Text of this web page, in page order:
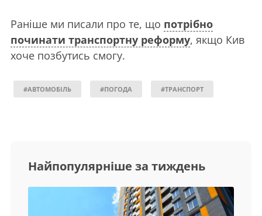
Раніше ми писали про те, що потрібно
починати транспортну реформу, якщо Кив
хоче позбутись смогу.
#АВТОМОБІЛЬ #ПОГОДА #ТРАНСПОРТ
Найпопулярніше за тиждень